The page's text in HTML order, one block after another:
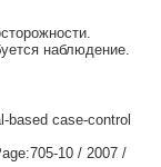
наблюдение.
based case-control
10 / 2007 /